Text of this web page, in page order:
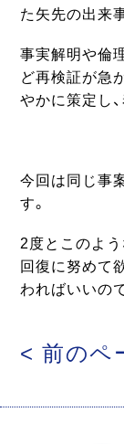
た矢先の出来
事実解明や倫
ど再検証が急
やかに策定し
今回は同じ事
す。
2度とこのよ
回復に努めて
わればいいので
< 前のペ